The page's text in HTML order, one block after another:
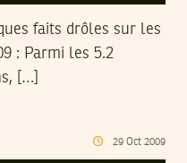
faits drôles sur les
: Parmi les 5.2
[…]
29 Oct 2009